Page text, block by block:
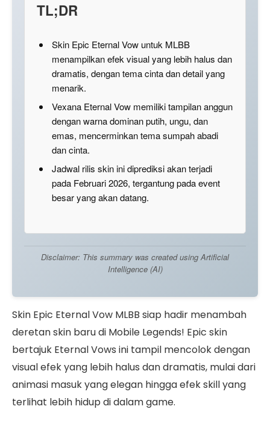
TL;DR
Skin Epic Eternal Vow untuk MLBB
menampilkan efek visual yang lebih halus dan
dramatis, dengan tema cinta dan detail yang
menarik.
Vexana Eternal Vow memiliki tampilan anggun
dengan warna dominan putih, ungu, dan
emas, mencerminkan tema sumpah abadi
dan cinta.
Jadwal rilis skin ini diprediksi akan terjadi
pada Februari 2026, tergantung pada event
besar yang akan datang.
Disclaimer: This summary was created using Artificial
Intelligence (AI)
Skin Epic Eternal Vow MLBB siap hadir menambah
deretan skin baru di Mobile Legends! Epic skin
bertajuk Eternal Vows ini tampil mencolok dengan
visual efek yang lebih halus dan dramatis, mulai dari
animasi masuk yang elegan hingga efek skill yang
terlihat lebih hidup di dalam game.